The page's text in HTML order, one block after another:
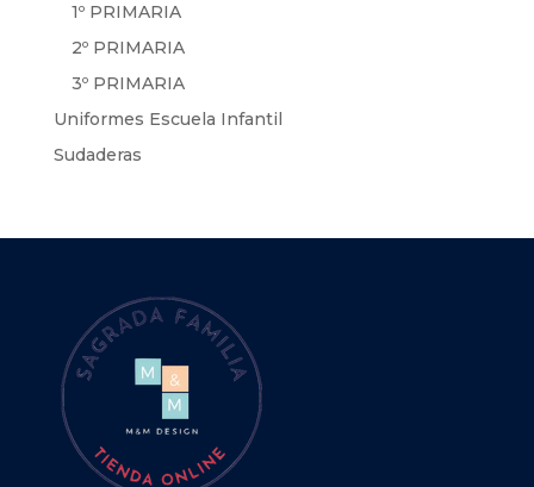
1º PRIMARIA
2º PRIMARIA
3º PRIMARIA
Uniformes Escuela Infantil
Sudaderas